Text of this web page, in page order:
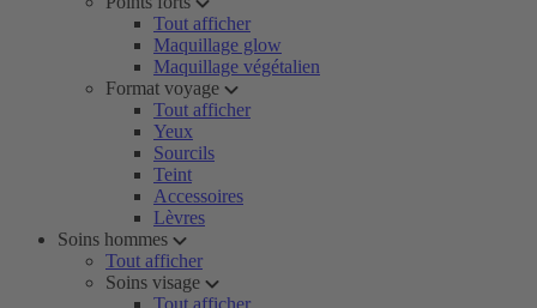
Tout afficher
Maquillage glow
Maquillage végétalien
Format voyage
Tout afficher
Yeux
Sourcils
Teint
Accessoires
Lèvres
Soins hommes
Tout afficher
Soins visage
Tout afficher